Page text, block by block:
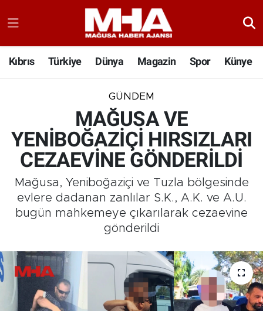
Kıbrıs Türkiye Dünya Magazin Spor Künye
GÜNDEM
MAĞUSA VE
YENİBOĞAZİÇİ HIRSIZLARI
CEZAEVİNE GÖNDERİLDİ
Mağusa, Yeniboğaziçi ve Tuzla bölgesinde
evlere dadanan zanlılar S.K., A.K. ve A.U.
bugün mahkemeye çıkarılarak cezaevine
gönderildi